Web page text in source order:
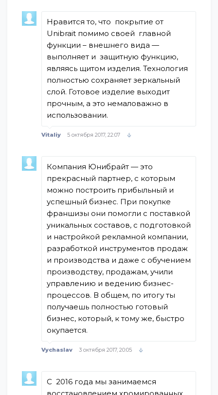
Нравится то, что покрытие от
Unibrait помимо своей главной
функции – внешнего вида —
выполняет и защитную функцию,
являясь щитом изделия. Технология
полностью сохраняет зеркальный
слой. Готовое изделие выходит
прочным, а это немаловажно в
использовании.
Vitaliy 5 октября 2017, 22:07
Компания Юнибрайт — это
прекрасный партнер, с которым
можно построить прибыльный и
успешный бизнес. При покупке
франшизы они помогли с поставкой
уникальных составов, с подготовкой
и настройкой рекламной компании,
разработкой инструментов продаж
и производства и даже с обучением
производству, продажам, учили
управлению и ведению бизнес-
процессов. В общем, по итогу ты
получаешь полностью готовый
бизнес, который, к тому же, быстро
окупается.
Vychaslav 3 октября 2017, 20:05
С 2016 года мы занимаемся